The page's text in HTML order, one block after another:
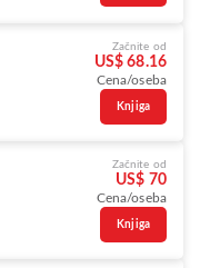
Začnite od
US$ 68.16
Cena/oseba
Knjiga
Začnite od
US$ 70
Cena/oseba
Knjiga